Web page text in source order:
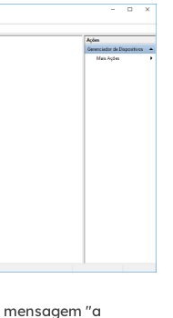
mensagem "a